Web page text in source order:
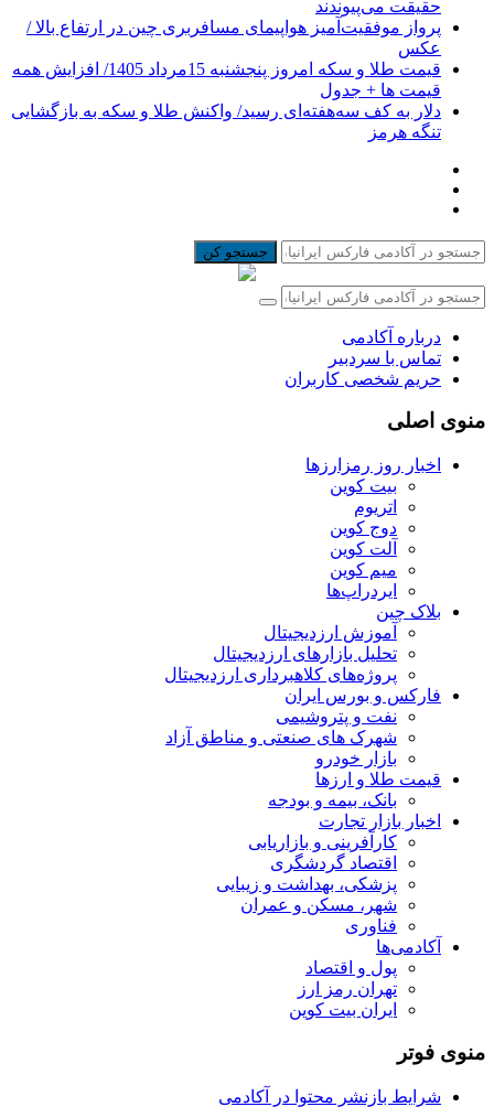
حقیقت می‌پیوندند
پرواز موفقیت‌آمیز هواپیمای مسافربری چین در ارتفاع بالا /
عکس
قیمت طلا و سکه امروز پنجشنبه 15مرداد 1405/ افزایش همه
قیمت ها + جدول
دلار به کف سه‌هفته‌ای رسید/ واکنش طلا و سکه به بازگشایی
تنگه هرمز
جستجو کن
درباره آکادمی
تماس با سردبیر
حریم شخصی کاربران
منوی اصلی
اخبار روز رمزارزها
بیت کوین
اتریوم
دوج کوین
آلت کوین
میم کوین‌
ایردراپ‌ها
بلاک چین
آموزش ارزدیجیتال
تحلیل بازارهای ارزدیجیتال
پروژه‌های کلاهبرداری ارزدیجیتال
فارکس و بورس ایران
نفت و پتروشیمی
شهرک های صنعتی و مناطق آزاد
بازار خودرو
قیمت طلا و ارزها
بانک، بیمه و بودجه
اخبار بازار تجارت
کارآفرینی و بازاریابی
اقتصاد گردشگری
پزشکی، بهداشت و زیبایی
شهر، مسکن و عمران
فناوری
آکادمی‌ها
پول و اقتصاد
تهران رمز ارز
ایران بیت کوین
منوی فوتر
شرایط بازنشر محتوا در آکادمی